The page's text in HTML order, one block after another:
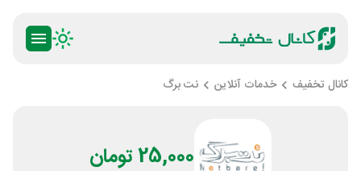
کانال تخفیف خدمات آنلاین نت برگ
25,000 تومان